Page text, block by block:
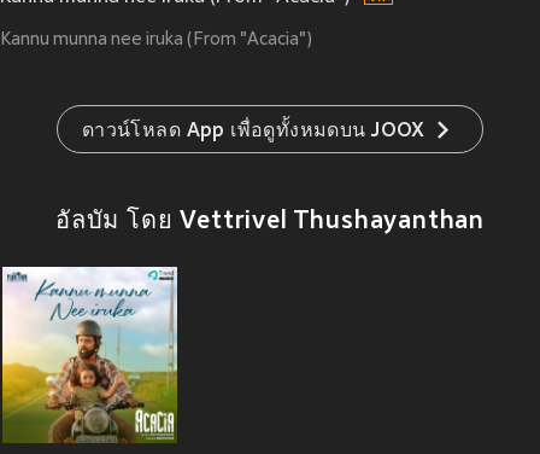
Kannu munna nee iruka (From "Acacia")
ดาวน์โหลด App เพื่อดูทั้งหมดบน JOOX
อัลบัม โดย Vettrivel Thushayanthan